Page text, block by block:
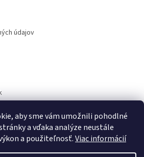
aby sme vám umožnili pohodlné
a vďaka analýze neustále
a použiteľnosť.Viac informácií
údajov